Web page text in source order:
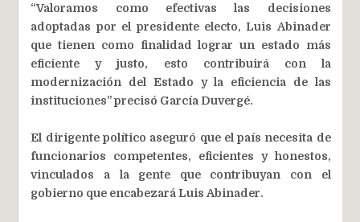
“Valoramos como efectivas las decisiones
adoptadas por el presidente electo, Luis Abinader
que tienen como finalidad lograr un estado más
eficiente y justo, esto contribuirá con la
modernización del Estado y la eficiencia de las
instituciones” precisó García Duvergé.
El dirigente político aseguró que el país necesita de
funcionarios competentes, eficientes y honestos,
vinculados a la gente que contribuyan con el
gobierno que encabezará Luis Abinader.